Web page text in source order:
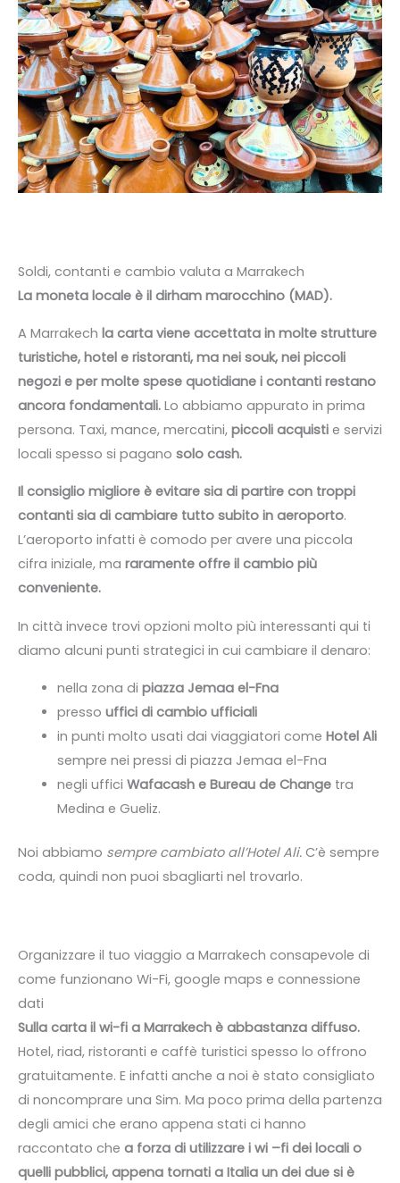
Soldi, contanti e cambio valuta a Marrakech
La moneta locale è il dirham marocchino (MAD).
A Marrakech la carta viene accettata in molte strutture
turistiche, hotel e ristoranti, ma nei souk, nei piccoli
negozi e per molte spese quotidiane i contanti restano
ancora fondamentali. Lo abbiamo appurato in prima
persona. Taxi, mance, mercatini, piccoli acquisti e servizi
locali spesso si pagano solo cash.
Il consiglio migliore è evitare sia di partire con troppi
contanti sia di cambiare tutto subito in aeroporto.
L’aeroporto infatti è comodo per avere una piccola
cifra iniziale, ma raramente offre il cambio più
conveniente.
In città invece trovi opzioni molto più interessanti qui ti
diamo alcuni punti strategici in cui cambiare il denaro:
nella zona di piazza Jemaa el-Fna
presso uffici di cambio ufficiali
in punti molto usati dai viaggiatori come Hotel Ali
sempre nei pressi di piazza Jemaa el-Fna
negli uffici Wafacash e Bureau de Changetra
Medina e Gueliz.
Noi abbiamo sempre cambiato all’Hotel Ali. C’è sempre
coda, quindi non puoi sbagliarti nel trovarlo.
Organizzare il tuo viaggio a Marrakech consapevole di
come funzionano Wi-Fi, google maps e connessione
dati
Sulla carta il wi-fi a Marrakech è abbastanza diffuso.
Hotel, riad, ristoranti e caffè turistici spesso lo offrono
gratuitamente. E infatti anche a noi è stato consigliato
di noncomprare una Sim. Ma poco prima della partenza
degli amici che erano appena stati ci hanno
raccontato che a forza di utilizzare i wi –fi dei locali o
quelli pubblici, appena tornati a Italia un dei due si è